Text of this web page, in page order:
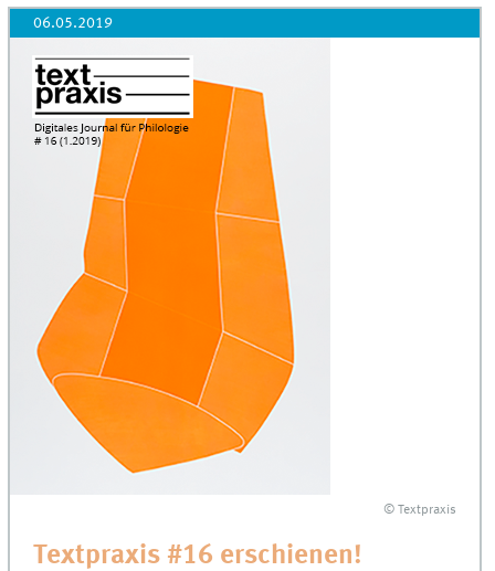
06.05.2019
© Textpraxis
Textpraxis #16 erschienen!